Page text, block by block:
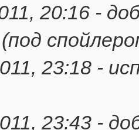
20:16 -
23:18 -
23:43 -